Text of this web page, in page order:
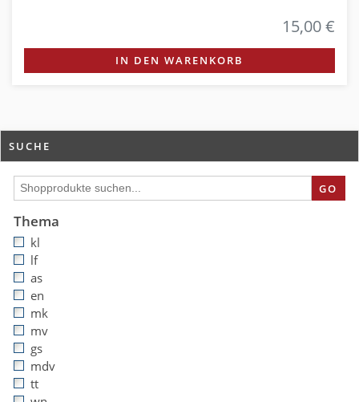
15,00 €
IN DEN WARENKORB
SUCHE
GO
Thema
kl
lf
as
en
mk
mv
gs
mdv
tt